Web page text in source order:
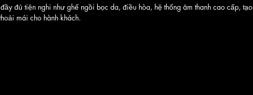
đủ tiện nghi như ghế ngồi bọc da, điều hòa, hệ thống âm thanh cao cấp, tạo
mái cho hành khách.